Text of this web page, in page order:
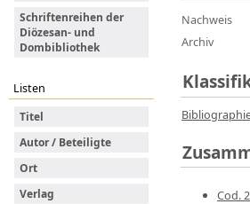
Schriftenreihen der
Diözesan- und
Dombibliothek
Listen
Titel
Autor / Beteiligte
Ort
Verlag
Nachweis
Archiv
Cod.